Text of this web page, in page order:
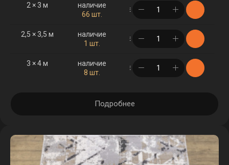
2 × 3 м
наличие
66 шт.
в корзине
2,5 × 3,5 м
наличие
1 шт.
в корзине
3 × 4 м
наличие
8 шт.
в корзине
Подробнее